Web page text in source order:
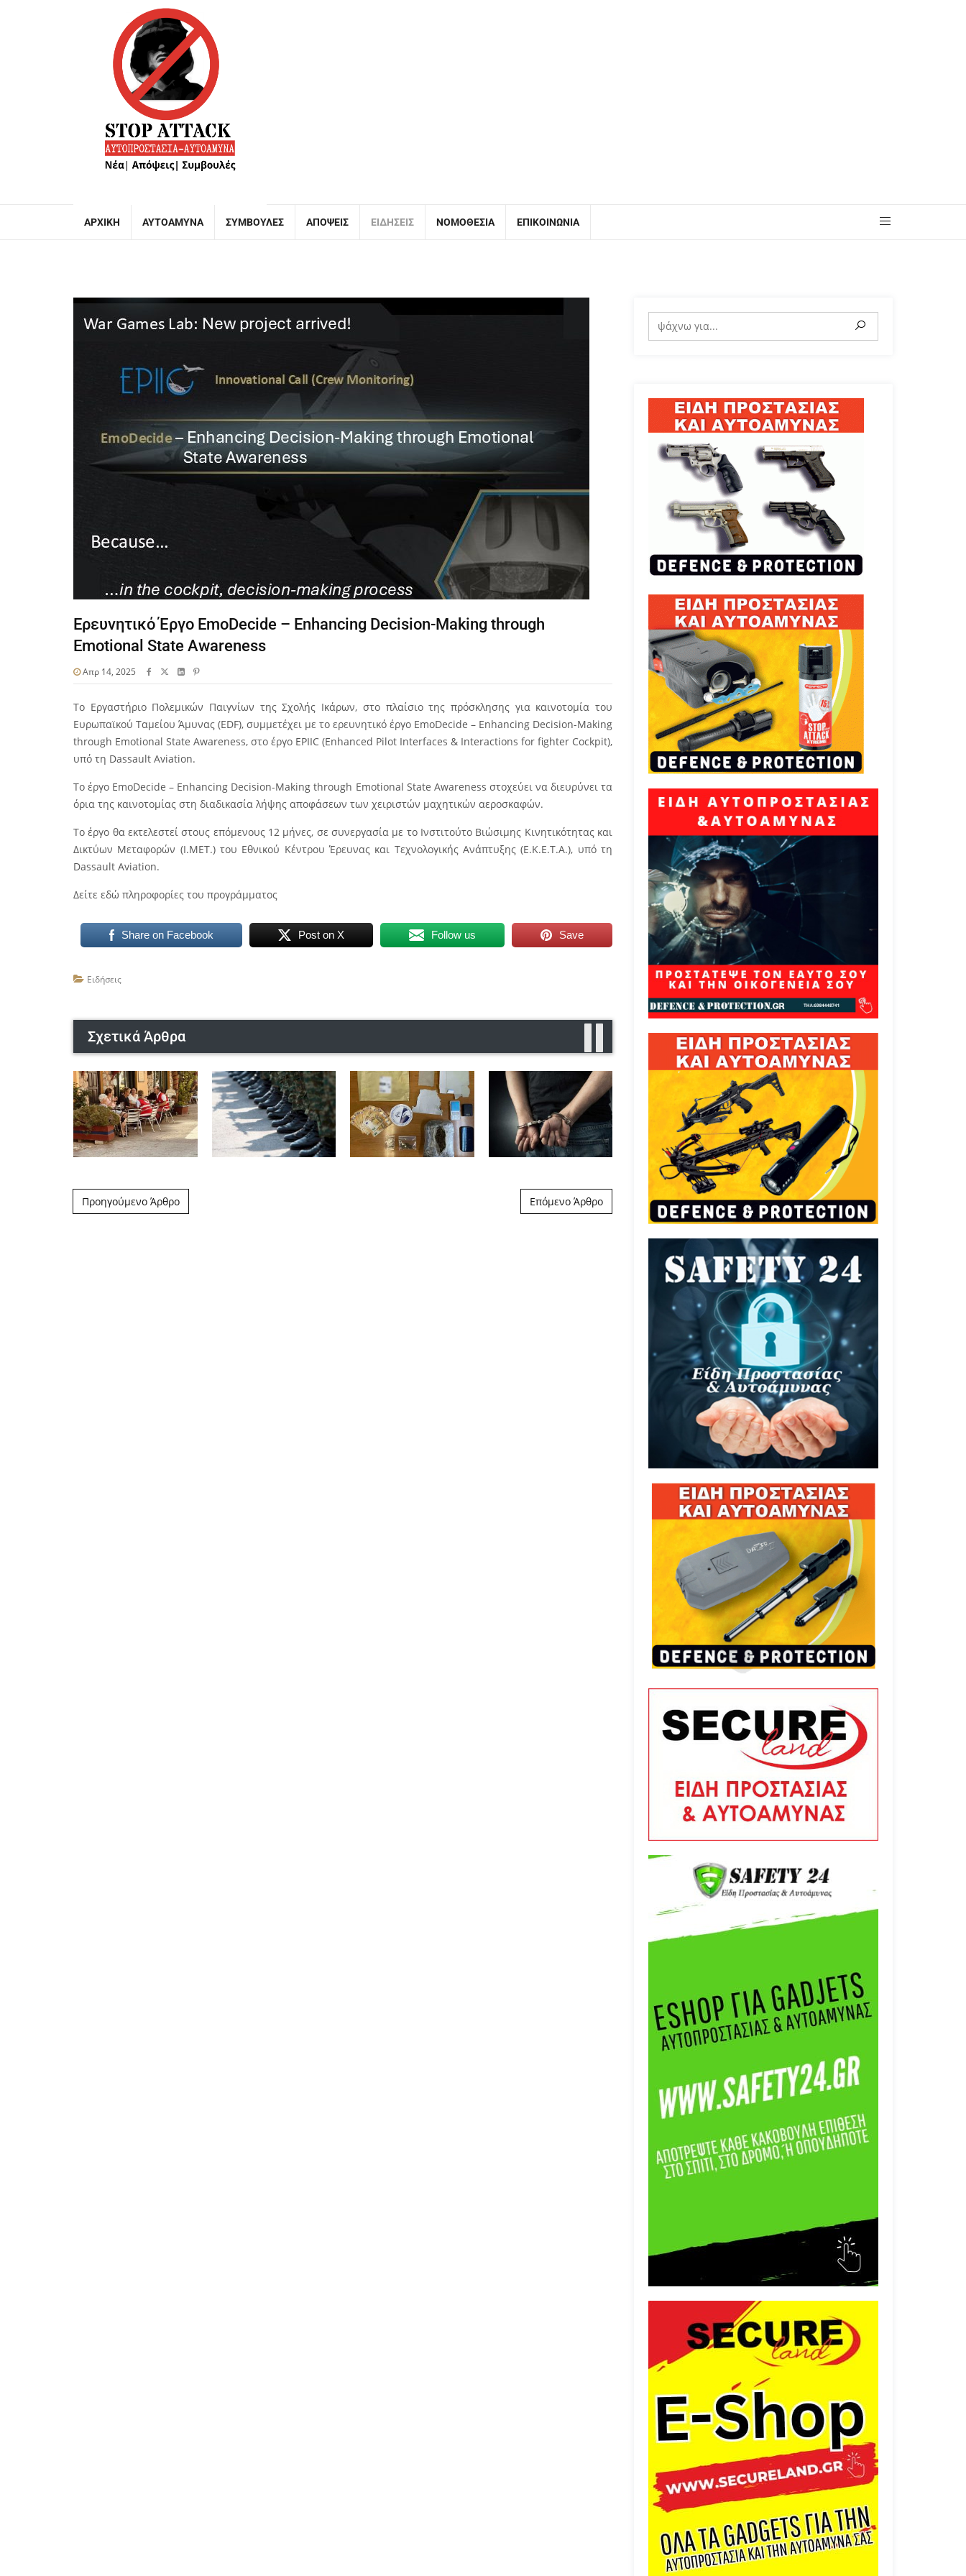
ΑΡΧΙΚΉ ΑΥΤΟΆΜΥΝΑ ΣΥΜΒΟΥΛΈΣ ΑΠΌΨΕΙΣ ΕΙΔΉΣΕΙΣ ΝΟΜΟΘΕΣΊΑ ΕΠΙΚΟΙΝΩΝΊΑ
Ερευνητικό Έργο EmoDecide – Enhancing Decision-Making through
Emotional State Awareness
Απρ 14, 2025
Το Εργαστήριο Πολεμικών Παιγνίων της Σχολής Ικάρων, στο πλαίσιο της πρόσκλησης για καινοτομία του
Ευρωπαϊκού Ταμείου Άμυνας (EDF), συμμετέχει με το ερευνητικό έργο EmoDecide – Enhancing Decision-Making
through Emotional State Awareness, στο έργο EPIIC (Enhanced Pilot Interfaces & Interactions for fighter Cockpit),
υπό τη Dassault Aviation.
Το έργο EmoDecide – Enhancing Decision-Making through Emotional State Awareness στοχεύει να διευρύνει τα
όρια της καινοτομίας στη διαδικασία λήψης αποφάσεων των χειριστών μαχητικών αεροσκαφών.
Το έργο θα εκτελεστεί στους επόμενους 12 μήνες, σε συνεργασία με το Ινστιτούτο Βιώσιμης Κινητικότητας και
Δικτύων Μεταφορών (Ι.ΜΕΤ.) του Εθνικού Κέντρου Έρευνας και Τεχνολογικής Ανάπτυξης (Ε.Κ.Ε.Τ.Α.), υπό τη
Dassault Aviation.
Δείτε εδώ πληροφορίες του προγράμματος
Share on Facebook Post on X Follow us Save
Ειδήσεις
Σχετικά Άρθρα
Post navigation
Προηγούμενο Άρθρο Επόμενο Άρθρο